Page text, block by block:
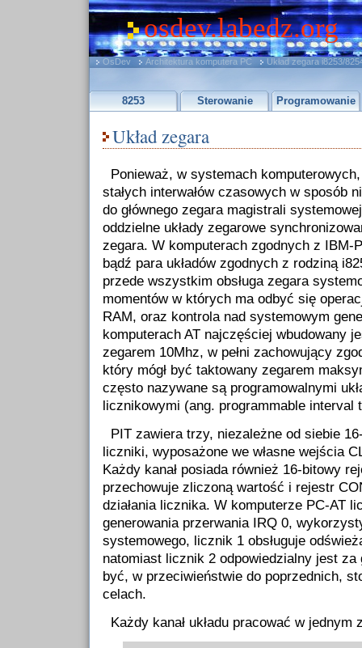
osdev.labedz.org
OsDev Architektura komputera PC Układ zegara i8253/
8253 Sterowanie Programowanie
Układ zegara
Ponieważ, w systemach
stałych interwałów czasowych w sposób
do głównego zegara magistrali
oddzielne układy zegarowe
zegara. W komputerach zgodnych z IBM-
bądź para układów zgodnych z rodziną
przede wszystkim obsługa zegara
momentów w których ma odbyć się
RAM, oraz kontrola nad systemowym
komputerach AT najczęściej wbudowany
zegarem 10Mhz, w pełni zachowujący
który mógł być taktowany zegarem
często nazywane są programowalnymi
licznikowymi (ang. programmable interval
PIT zawiera trzy, niezależne od siebie
liczniki, wyposażone we własne wejścia
Każdy kanał posiada również 16-bitowy
przechowuje zliczoną wartość i rejestr
działania licznika. W komputerze PC-AT
generowania przerwania IRQ 0,
systemowego, licznik 1 obsługuje
natomiast licznik 2 odpowiedzialny jest za
być, w przeciwieństwie do poprzednich,
celach.
Każdy kanał układu pracować w